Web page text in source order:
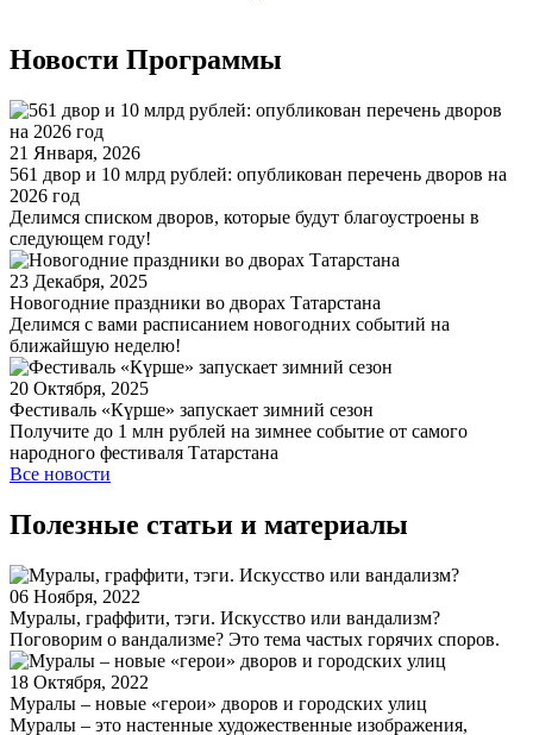
Новости Программы
21 Января, 2026
561 двор и 10 млрд рублей: опубликован перечень дворов на
2026 год
Делимся списком дворов, которые будут благоустроены в
следующем году!
23 Декабря, 2025
Новогодние праздники во дворах Татарстана
Делимся с вами расписанием новогодних событий на
ближайшую неделю!
20 Октября, 2025
Фестиваль «Күрше» запускает зимний сезон
Получите до 1 млн рублей на зимнее событие от самого
народного фестиваля Татарстана
Все новости
Полезные статьи и материалы
06 Ноября, 2022
Муралы, граффити, тэги. Искусство или вандализм?
Поговорим о вандализме? Это тема частых горячих споров.
18 Октября, 2022
Муралы – новые «герои» дворов и городских улиц
Муралы – это настенные художественные изображения,